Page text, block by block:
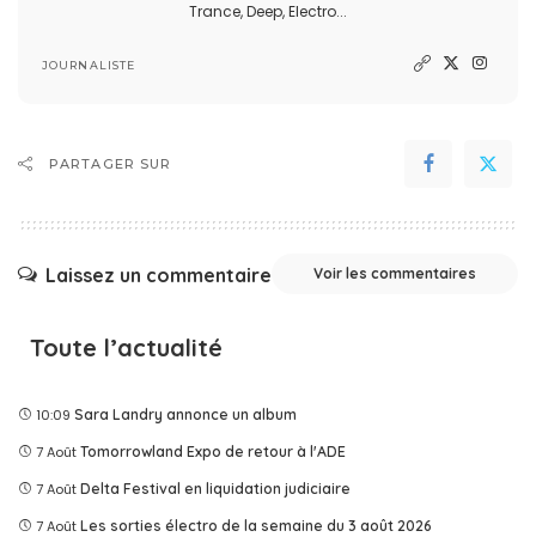
Trance, Deep, Electro...
JOURNALISTE
PARTAGER SUR
Laissez un commentaire Voir les commentaires
Toute l’actualité
10:09 Sara Landry annonce un album
7 Août Tomorrowland Expo de retour à l'ADE
7 Août Delta Festival en liquidation judiciaire
7 Août Les sorties électro de la semaine du 3 août 2026